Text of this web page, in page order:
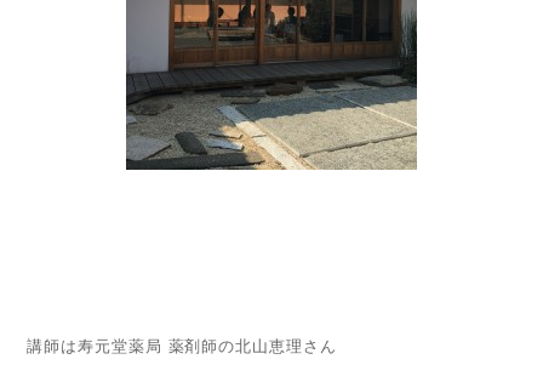
講師は寿元堂薬局 薬剤師の北山恵理さん